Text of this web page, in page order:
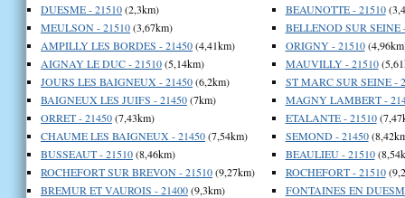
DUESME - 21510(2,3km)
MEULSON - 21510(3,67km)
AMPILLY LES BORDES - 21450(4,41km)
AIGNAY LE DUC - 21510(5,14km)
JOURS LES BAIGNEUX - 21450(6,2km)
BAIGNEUX LES JUIFS - 21450(7km)
ORRET - 21450(7,43km)
CHAUME LES BAIGNEUX - 21450(7,54km)
BUSSEAUT - 21510(8,46km)
ROCHEFORT SUR BREVON - 21510(9,27km)
BREMUR ET VAUROIS - 21400(9,3km)
BEAUNOTTE - 21510
BELLENOD SUR SEINE
ORIGNY - 21510
MAUVILLY - 21510
ST MARC SUR SEINE -
MAGNY LAMBERT -
ETALANTE - 21510
SEMOND - 21450
BEAULIEU - 21510
ROCHEFORT - 21510
FONTAINES EN